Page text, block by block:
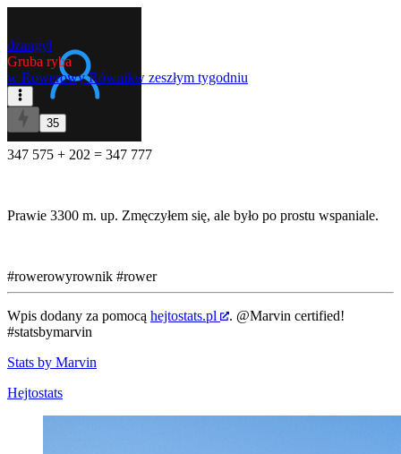
dzangyl
Gruba ryba
w Rowerowy Równikw zeszłym tygodniu
35
347 575 + 202 = 347 777
Prawie 3300 m. up. Zmęczyłem się, ale było po prostu wspaniale.
#rowerowyrownik #rower
Wpis dodany za pomocą hejtostats.pl . @Marvin certified!
#statsbymarvin
Stats by Marvin
Hejtostats